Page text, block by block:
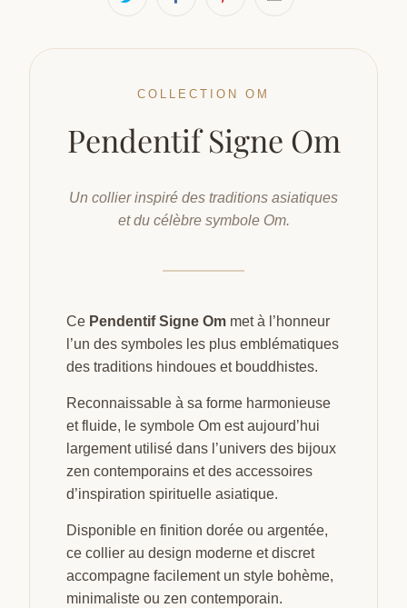
COLLECTION OM
Pendentif Signe Om
Un collier inspiré des traditions asiatiques
et du célèbre symbole Om.
Ce Pendentif Signe Ommet à l’honneur
l’un des symboles les plus emblématiques
des traditions hindoues et bouddhistes.
Reconnaissable à sa forme harmonieuse
et fluide, le symbole Om est aujourd’hui
largement utilisé dans l’univers des bijoux
zen contemporains et des accessoires
d’inspiration spirituelle asiatique.
Disponible en finition dorée ou argentée,
ce collier au design moderne et discret
accompagne facilement un style bohème,
minimaliste ou zen contemporain.